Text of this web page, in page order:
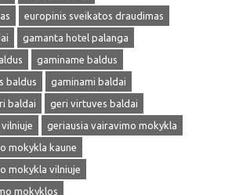
europinis sveikatos draudimas
gamanta hotel palanga
gaminame baldus
baldus
gaminami baldai
baldai
geri virtuves baldai
geriausia vairavimo mokykla
mokykla kaune
mokykla vilniuje
mokyklos